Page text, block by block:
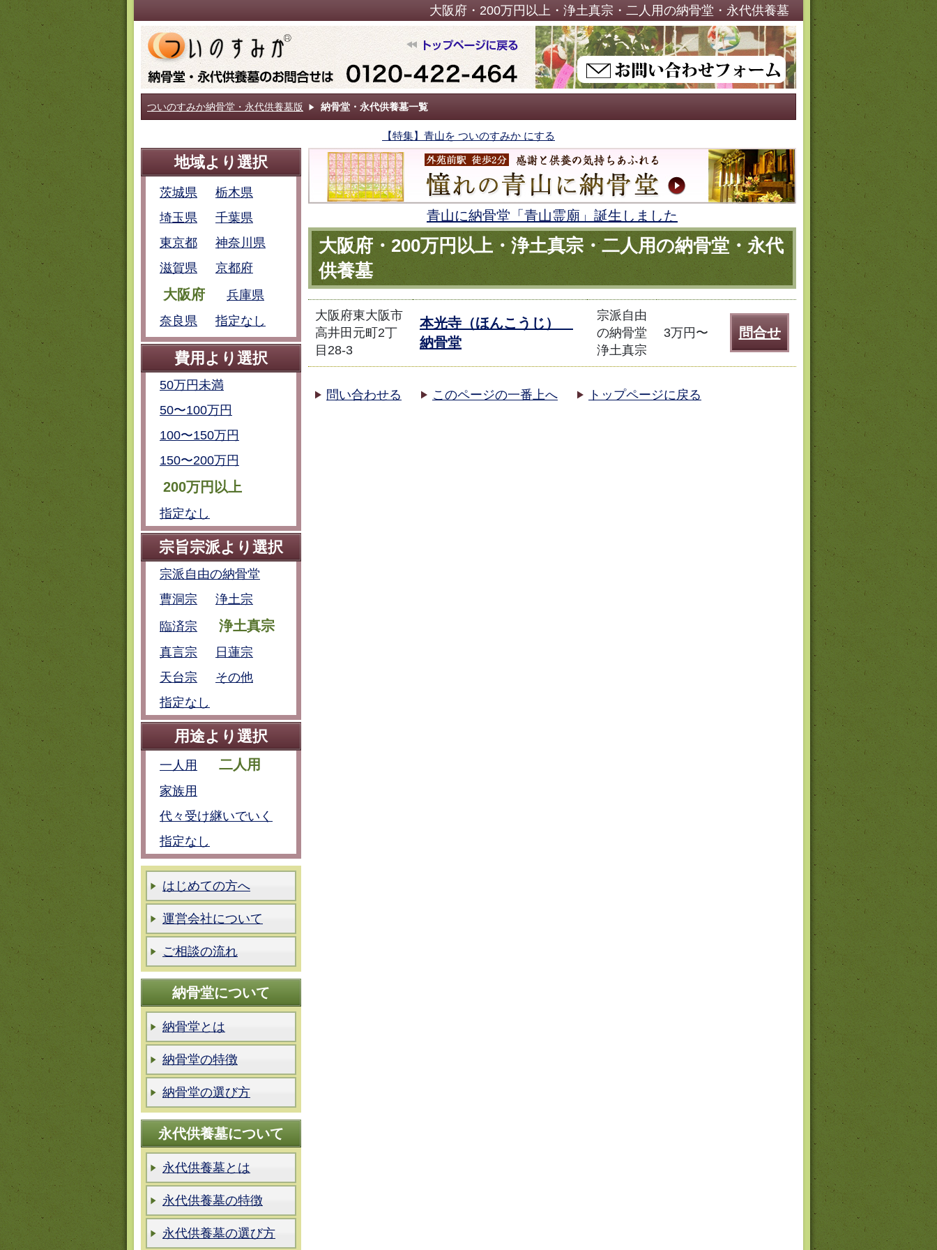
大阪府・200万円以上・浄土真宗・二人用の納骨堂・永代供養墓
ついのすみか納骨堂・永代供養墓版 納骨堂・永代供養墓一覧
【特集】青山を ついのすみか にする
青山に納骨堂「青山霊廟」誕生しました
大阪府・200万円以上・浄土真宗・二人用の納骨堂・永代
供養墓
大阪府東大阪市
高井田元町2丁
目28-3
本光寺（ほんこうじ）
納骨堂
宗派自由
の納骨堂
浄土真宗
3万円〜 問合せ
問い合わせる このページの一番上へ トップページに戻る
地域より選択
茨城県
栃木県
埼玉県
千葉県
東京都
神奈川県
滋賀県
京都府
大阪府
兵庫県
奈良県
指定なし
費用より選択
50万円未満
50〜100万円
100〜150万円
150〜200万円
200万円以上
指定なし
宗旨宗派より選択
宗派自由の納骨堂
曹洞宗
浄土宗
臨済宗
浄土真宗
真言宗
日蓮宗
天台宗
その他
指定なし
用途より選択
一人用 二人用
家族用
代々受け継いでいく
指定なし
はじめての方へ
運営会社について
ご相談の流れ
納骨堂について
納骨堂とは
納骨堂の特徴
納骨堂の選び方
永代供養墓について
永代供養墓とは
永代供養墓の特徴
永代供養墓の選び方